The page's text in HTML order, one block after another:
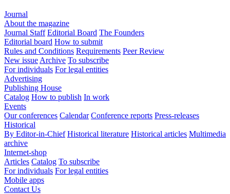
Journal
About the magazine
Journal Staff Editorial Board The Founders
Editorial board How to submit
Rules and Conditions Requirements Peer Review
New issue Archive To subscribe
For individuals For legal entities
Advertising
Publishing House
Catalog How to publish In work
Events
Our conferences Calendar Conference reports Press-releases
Historical
By Editor-in-Chief Historical literature Historical articles Multimedia
archive
Internet-shop
Articles Catalog To subscribe
For individuals For legal entities
Mobile apps
Contact Us